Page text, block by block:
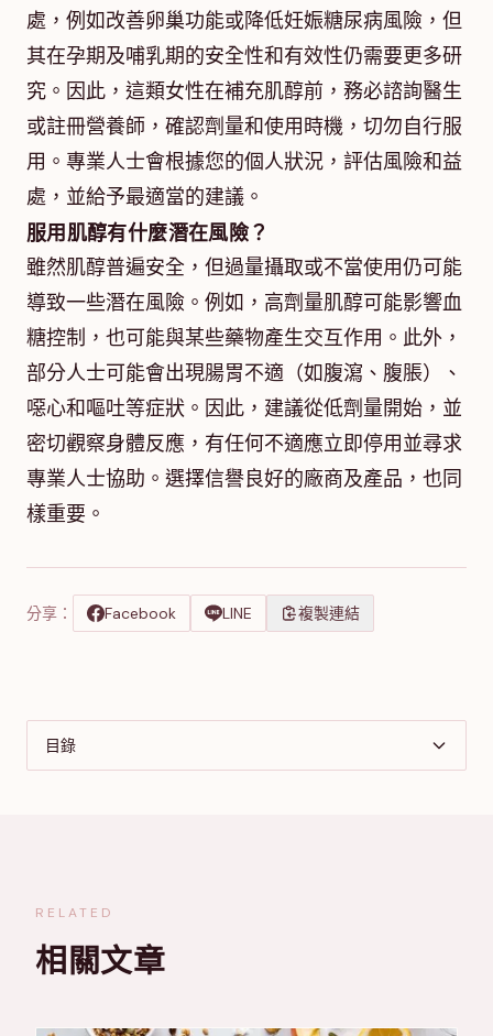
處，例如改善卵巢功能或降低妊娠糖尿病風險，但
其在孕期及哺乳期的安全性和有效性仍需要更多研
究。因此，這類女性在補充肌醇前，務必諮詢醫生
或註冊營養師，確認劑量和使用時機，切勿自行服
用。專業人士會根據您的個人狀況，評估風險和益
處，並給予最適當的建議。
服用肌醇有什麼潛在風險？
雖然肌醇普遍安全，但過量攝取或不當使用仍可能
導致一些潛在風險。例如，高劑量肌醇可能影響血
糖控制，也可能與某些藥物產生交互作用。此外，
部分人士可能會出現腸胃不適（如腹瀉、腹脹）、
噁心和嘔吐等症狀。因此，建議從低劑量開始，並
密切觀察身體反應，有任何不適應立即停用並尋求
專業人士協助。選擇信譽良好的廠商及產品，也同
樣重要。
分享： Facebook LINE 複製連結
目錄
RELATED
相關文章